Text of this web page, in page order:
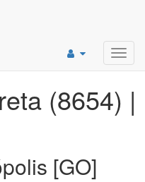
(8654) |
[GO]